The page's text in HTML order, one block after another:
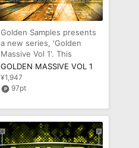
Golden Samples presents
a new series, 'Golden
Massive Vol 1'. This
product includes 32
fantastic NI
GOLDEN MASSIVE VOL 1
¥1,947
97pt